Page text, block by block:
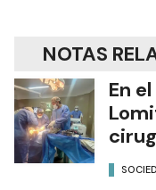
NOTAS
En